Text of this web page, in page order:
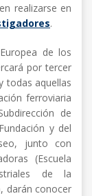
realizarse en
.
de los
por tercer
todas aquellas
ferroviaria
de
y del
junto con
(Escuela
de la
darán conocer